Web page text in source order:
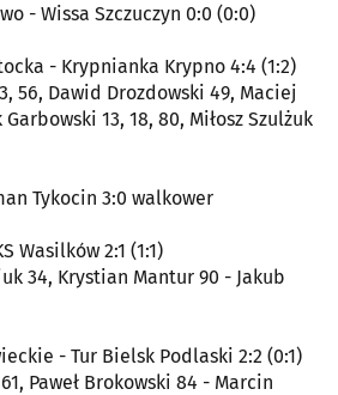
- Wissa Szczuczyn 0:0 (0:0)
- Krypnianka Krypno 4:4 (1:2)
56, Dawid Drozdowski 49, Maciej
13, 18, 80, Miłosz Szulżuk
Tykocin 3:0 walkower
Wasilków 2:1 (1:1)
34, Krystian Mantur 90 - Jakub
- Tur Bielsk Podlaski 2:2 (0:1)
Paweł Brokowski 84 - Marcin